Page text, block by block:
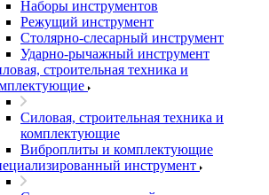
Наборы инструментов
Режущий инструмент
Столярно-слесарный инструмент
Ударно-рычажный инструмент
строительная техника и
Силовая, строительная техника и
комплектующие
Виброплиты и комплектующие
инструмент